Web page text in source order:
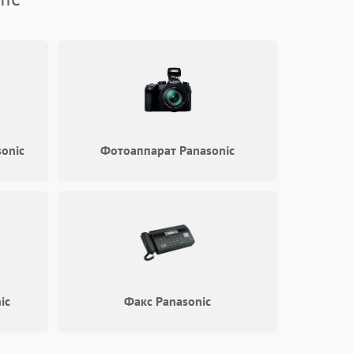
Подробнее →
Подробнее →
Фотоаппарат Panasonic
Факс Panasonic